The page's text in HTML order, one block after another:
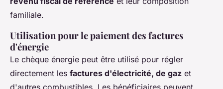
familiale.
Utilisation pour le paiement des factures
d'énergie
Le chèque énergie peut être utilisé pour régler
directement les factures d'électricité, de gaz et
d'autres combustibles. Les bénéficiaires peuvent